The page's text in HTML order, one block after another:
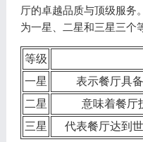
厅的卓越品质与顶级服务
为一星、二星和三星三个
等级
一星
表示餐厅具
二星
意味着餐厅
三星
代表餐厅达到